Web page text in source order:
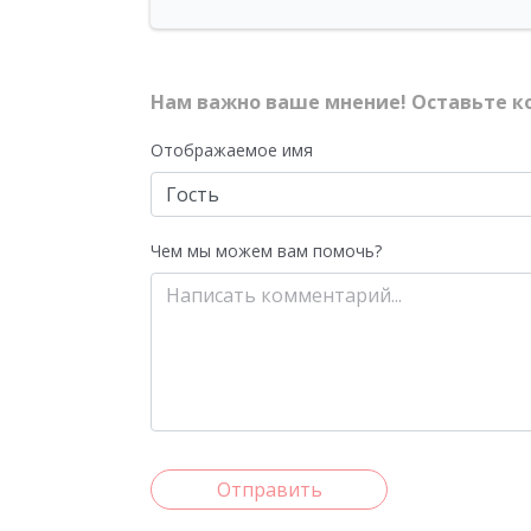
Нам важно ваше мнение! Оставьте
Отображаемое имя
Чем мы можем вам помочь?
Отправить